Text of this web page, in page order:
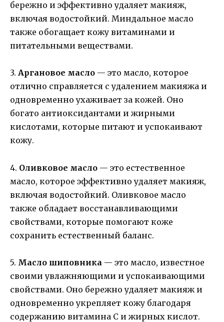
бережно и эффективно удаляет макияж,
включая водостойкий. Миндальное масло
также обогащает кожу витаминами и
питательными веществами.
3. Аргановое масло — это масло, которое
отлично справляется с удалением макияжа и
одновременно ухаживает за кожей. Оно
богато антиоксидантами и жирными
кислотами, которые питают и успокаивают
кожу.
4. Оливковое масло — это естественное
масло, которое эффективно удаляет макияж,
включая водостойкий. Оливковое масло
также обладает восстанавливающими
свойствами, которые помогают коже
сохранить естественный баланс.
5. Масло шиповника — это масло, известное
своими увлажняющими и успокаивающими
свойствами. Оно бережно удаляет макияж и
одновременно укрепляет кожу благодаря
содержанию витамина С и жирных кислот.